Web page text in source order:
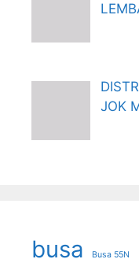
JOK
busa Busa 55N